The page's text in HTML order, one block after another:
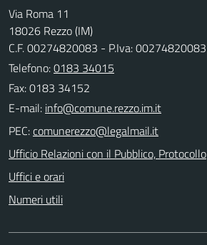
Via Roma 11
18026 Rezzo (IM)
C.F. 00274820083 - P.Iva: 00274820083
Telefono:0183 34015
Fax: 0183 34152
E-mail:
PEC:
Ufficio Relazioni con il Pubblico, Protocollo
Uffici e orari
Numeri utili